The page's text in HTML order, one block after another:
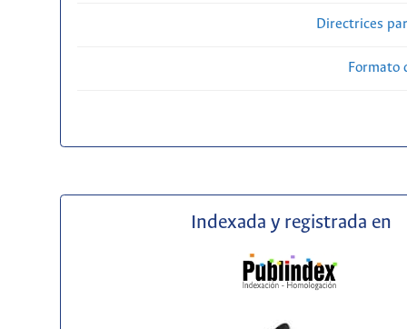
Directrices
Formato
Indexada y registrada en